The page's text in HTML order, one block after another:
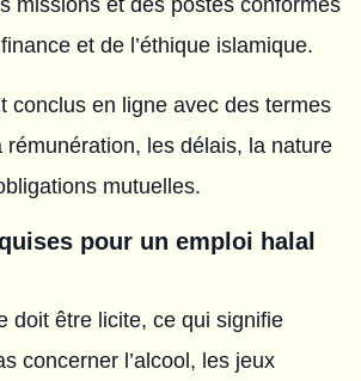
et de l’éthique islamique.
conclus en ligne avec des termes
rémunération, les délais, la nature
mutuelles.
pour un emploi halal
doit être licite, ce qui signifie
concerner l’alcool, les jeux